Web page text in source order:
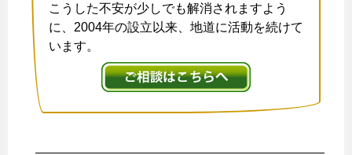
こうした不安が少しでも解消されますよう
に、2004年の設立以来、地道に活動を続けて
います。